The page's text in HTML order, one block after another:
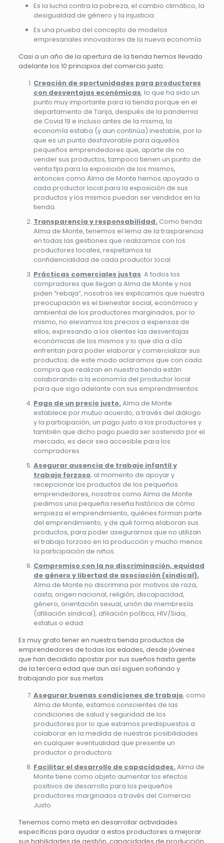
Es la lucha contra la pobreza, el cambio climático, la
desigualdad de género y la injusticia.
Es una prueba del concepto de modelos
empresariales innovadores de la nueva economía.
Casi a un año de la apertura de la tienda hemos llevado
adelante los 10 principios del comercio justo:
Creación de oportunidades para productores
con desventajas económicas, lo que ha sido un
punto muy importante para la tienda porque en el
departamento de Tarija, después de la pandemia
de Covid 19 e incluso antes de la misma, la
economía estaba (y aun continúa) inestable, por lo
que es un punto desfavorable para aquellos
pequeños emprendedores que, aparte de no
vender sus productos, tampoco tienen un punto de
venta fija para la exposición de los mismos,
entonces como Alma de Monte hemos apoyado a
cada productor local para la exposición de sus
productos y los mismos puedan ser vendidos en la
tienda.
Transparencia y responsabilidad. Como tienda
Alma de Monte, tenemos el lema de la trasparencia
en todas las gestiones que realizamos con los
productores locales, respetamos la
confidencialidad de cada productor local.
Prácticas comerciales justas. A todos los
compradores que llegan a Alma de Monte y nos
piden “rebaja”, nosotros les explicamos que nuestra
preocupación es el bienestar social, económico y
ambiental de los productores marginados, por lo
mismo, no elevamos los precios a expensas de
ellos, expresando a los clientes las desventajas
económicas de los mismos y lo que día a día
enfrentan para poder elaborar y comercializar sus
productos; de este modo aclaramos que con cada
compra que realizan en nuestra tienda están
colaborando a la economía del productor local
para que siga adelante con sus emprendimientos.
Pago de un precio justo. Alma de Monte
establece por mutuo acuerdo, a través del diálogo
y la participación, un pago justo a los productores y
también que dicho pago pueda ser sostenido por el
mercado, es decir sea accesible para los
compradores.
Asegurar ausencia de trabajo infantil y
trabajo forzoso; al momento de apoyar y
recepcionar los productos de los pequeños
emprendedores, nosotros como Alma de Monte
pedimos una pequeña reseña histórica de cómo
empieza el emprendimiento, quiénes forman parte
del emprendimiento, y de qué forma elaboran sus
productos, para poder asegurarnos que no utilizan
el trabajo forzoso en la producción y mucho menos
la participación de niños.
Compromiso con la no discriminación, equidad
de género y libertad de asociación (sindical).
Alma de Monte no discrimina por motivos de raza,
casta, origen nacional, religión, discapacidad,
género, orientación sexual, unión de membresía
(afiliación sindical), afiliación política, HIV/Sida,
estatus o edad.
Es muy grato tener en nuestra tienda productos de
emprendedores de todas las edades, desde jóvenes
que han decidido apostar por sus sueños hasta gente
de la tercera edad que aun así siguen soñando y
trabajando por sus metas.
Asegurar buenas condiciones de trabajo, como
Alma de Monte, estamos conscientes de las
condiciones de salud y seguridad de los
productores por lo que estamos predispuestos a
colaborar en la medida de nuestras posibilidades
en cualquier eventualidad que presente un
productor o productora.
Facilitar el desarrollo de capacidades. Alma de
Monte tiene como objeto aumentar los efectos
positivos de desarrollo para los pequeños
productores marginados a través del Comercio
Justo.
Tenemos como meta en desarrollar actividades
específicas para ayudar a estos productores a mejorar
sus habilidades de gestión, capacidades de producción